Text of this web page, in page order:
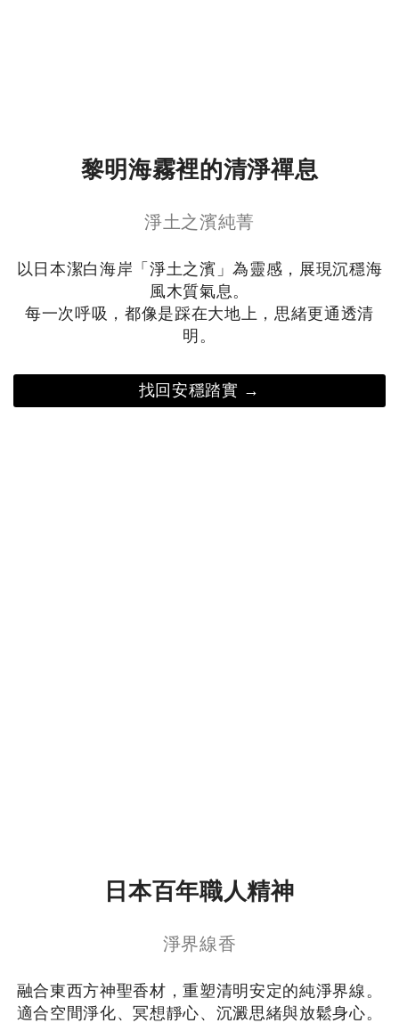
黎明海霧裡的清淨禪息
淨土之濱純菁
以日本潔白海岸「淨土之濱」為靈感，展現沉穩海
風木質氣息。
每一次呼吸，都像是踩在大地上，思緒更通透清
明。
找回安穩踏實 →
日本百年職人精神
淨界線香
融合東西方神聖香材，重塑清明安定的純淨界線。
適合空間淨化、冥想靜心、沉澱思緒與放鬆身心。